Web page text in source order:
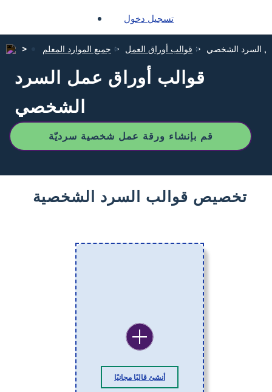
تسجيل دخول
جميع الموارد المعلم قوالب أوراق العمل السرد الشخصي
قوالب أوراق عمل السرد
الشخصي
قم بإنشاء ورقة عمل شخصية سرديّة
تخصيص قوالب السرد الشخصية
أنشئ قالبًا مجانيًا